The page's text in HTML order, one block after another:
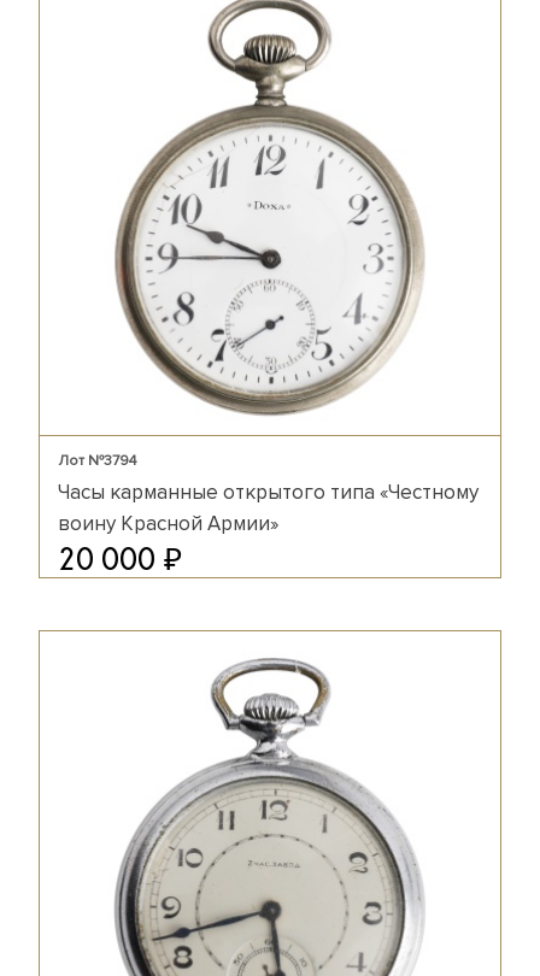
Лот №3794
Часы карманные открытого типа «Честному
воину Красной Армии»
20 000 ₽